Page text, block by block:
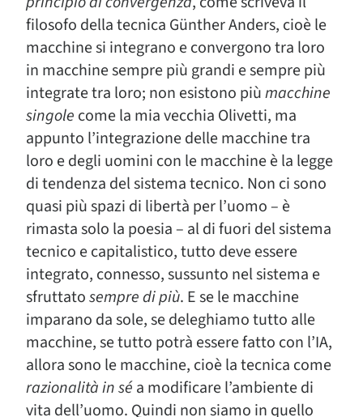
filosofo della tecnica Günther Anders, cioè le
macchine si integrano e convergono tra loro
in macchine sempre più grandi e sempre più
integrate tra loro; non esistono piùmacchine
singole come la mia vecchia Olivetti, ma
appunto l’integrazione delle macchine tra
loro e degli uomini con le macchine è la legge
di tendenza del sistema tecnico. Non ci sono
quasi più spazi di libertà per l’uomo – è
rimasta solo la poesia – al di fuori del sistema
tecnico e capitalistico, tutto deve essere
integrato, connesso, sussunto nel sistema e
sfruttatosempre di più. E se le macchine
imparano da sole, se deleghiamo tutto alle
macchine, se tutto potrà essere fatto con l’IA,
allora sono le macchine, cioè la tecnica come
razionalità in séa modificare l’ambiente di
vita dell’uomo. Quindi non siamo in quello